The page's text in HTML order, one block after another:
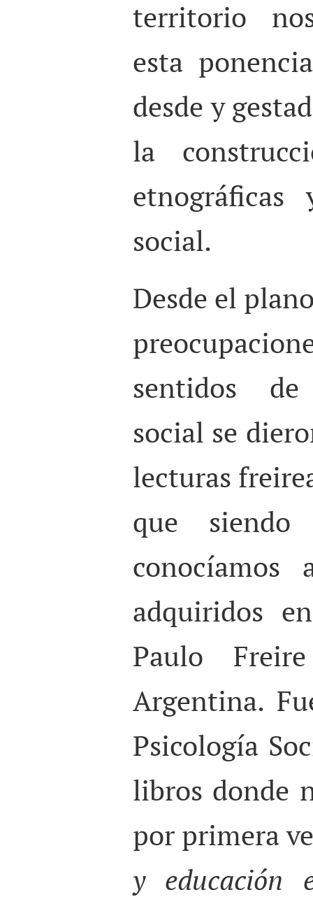
territorio
esta
desde y
la
social.
Desde el
sentidos
social se
lecturas
que
adquiridos
Paulo
Argentina.
Psicología
libros donde
por primera
y educación